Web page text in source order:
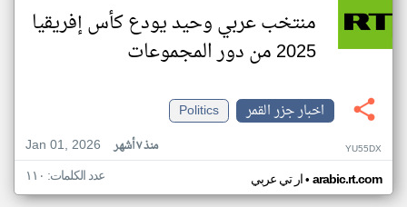
منتخب عربي وحيد يودع كأس إفريقيا
2025 من دور المجموعات
اخبار جزر القمر
Politics
Jan 01, 2026
منذ ٧ أشهر YU55DX
ار تي عربي• arabic.rt.com عدد الكلمات: ١١٠